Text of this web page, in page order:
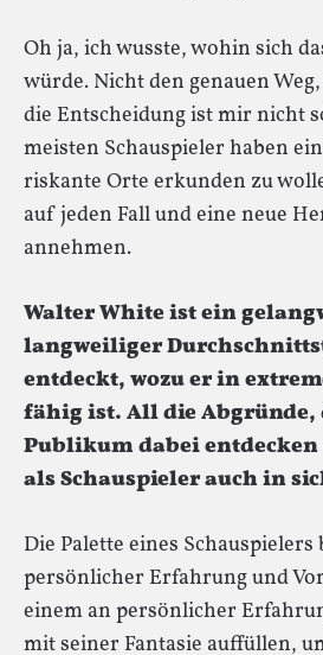
Oh ja, ich wusste, wohin sich
würde. Nicht den genauen
die Entscheidung ist mir nicht
meisten Schauspieler haben
riskante Orte erkunden zu
auf jeden Fall und eine neue
annehmen.
Walter White ist ein
langweiliger
entdeckt, wozu er in
fähig ist. All die Abgründe,
Publikum dabei entdecken
als Schauspieler auch in
Die Palette eines Schauspielers
persönlicher Erfahrung und
einem an persönlicher
mit seiner Fantasie auffüllen,